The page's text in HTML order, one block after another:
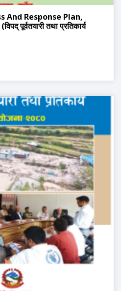
And Response Plan,
पूर्वतयारी तथा प्रतिकार्य